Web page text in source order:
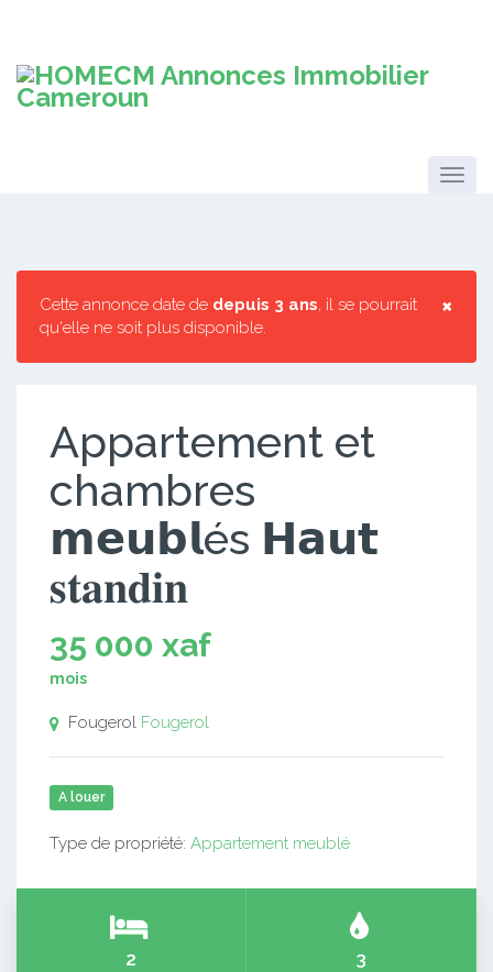
×
Cette annonce date de depuis 3 ans, il se pourrait
qu'elle ne soit plus disponible.
Appartement et
chambres
𝗺𝗲𝘂𝗯𝗹és 𝗛𝗮𝘂𝘁
𝐬𝐭𝐚𝐧𝐝𝐢𝐧
35 000 xaf
mois
Fougerol Fougerol
A louer
Type de propriété: Appartement meublé
2 3